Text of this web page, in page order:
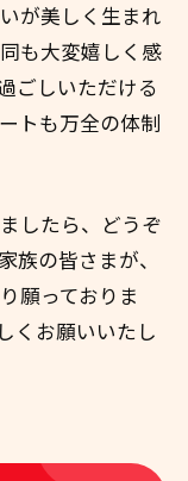
が美しく生まれ
も大変嬉しく感
ごしいただける
トも万全の体制
したら、どうぞ
族の皆さまが、
願っておりま
くお願いいたし